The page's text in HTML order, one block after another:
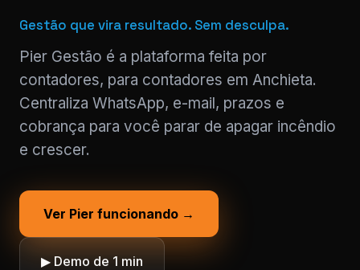
Gestão que vira resultado. Sem desculpa.
Pier Gestão é a plataforma feita por
contadores, para contadores em Anchieta.
Centraliza WhatsApp, e-mail, prazos e
cobrança para você parar de apagar incêndio
e crescer.
Ver Pier funcionando →
▶ Demo de 1 min